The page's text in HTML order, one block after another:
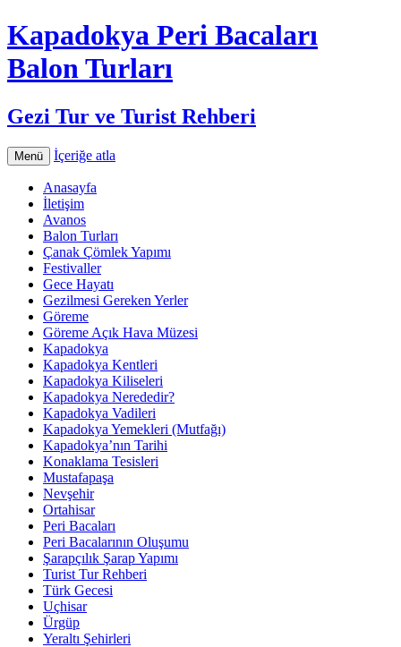
Kapadokya Peri Bacaları
Balon Turları
Gezi Tur ve Turist Rehberi
Menü İçeriğe atla
Anasayfa
İletişim
Avanos
Balon Turları
Çanak Çömlek Yapımı
Festivaller
Gece Hayatı
Gezilmesi Gereken Yerler
Göreme
Göreme Açık Hava Müzesi
Kapadokya
Kapadokya Kentleri
Kapadokya Kiliseleri
Kapadokya Nerededir?
Kapadokya Vadileri
Kapadokya Yemekleri (Mutfağı)
Kapadokya’nın Tarihi
Konaklama Tesisleri
Mustafapaşa
Nevşehir
Ortahisar
Peri Bacaları
Peri Bacalarının Oluşumu
Şarapçılık Şarap Yapımı
Turist Tur Rehberi
Türk Gecesi
Uçhisar
Ürgüp
Yeraltı Şehirleri